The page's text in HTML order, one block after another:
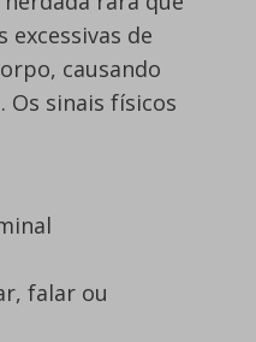
excessivas de
causando
Os sinais físicos
falar ou